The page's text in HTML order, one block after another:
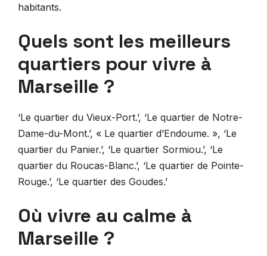
habitants.
Quels sont les meilleurs
quartiers pour vivre à
Marseille ?
‘Le quartier du Vieux-Port.’, ‘Le quartier de Notre-
Dame-du-Mont.’, « Le quartier d’Endoume. », ‘Le
quartier du Panier.’, ‘Le quartier Sormiou.’, ‘Le
quartier du Roucas-Blanc.’, ‘Le quartier de Pointe-
Rouge.’, ‘Le quartier des Goudes.’
Où vivre au calme à
Marseille ?